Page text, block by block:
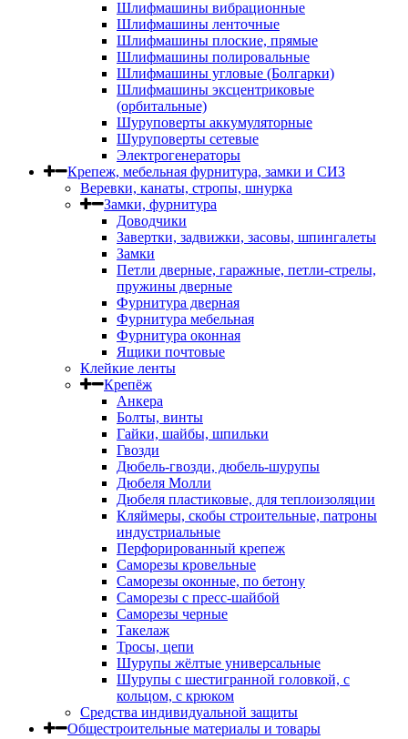
Шлифмашины вибрационные
Шлифмашины ленточные
Шлифмашины плоские, прямые
Шлифмашины полировальные
Шлифмашины угловые (Болгарки)
Шлифмашины эксцентриковые
(орбитальные)
Шуруповерты аккумуляторные
Шуруповерты сетевые
Электрогенераторы
Крепеж, мебельная фурнитура, замки и СИЗ
Веревки, канаты, стропы, шнурка
Замки, фурнитура
Доводчики
Завертки, задвижки, засовы, шпингалеты
Замки
Петли дверные, гаражные, петли-стрелы,
пружины дверные
Фурнитура дверная
Фурнитура мебельная
Фурнитура оконная
Ящики почтовые
Клейкие ленты
Крепёж
Анкера
Болты, винты
Гайки, шайбы, шпильки
Гвозди
Дюбель-гвозди, дюбель-шурупы
Дюбеля Молли
Дюбеля пластиковые, для теплоизоляции
Кляймеры, скобы строительные, патроны
индустриальные
Перфорированный крепеж
Саморезы кровельные
Саморезы оконные, по бетону
Саморезы с пресс-шайбой
Саморезы черные
Такелаж
Тросы, цепи
Шурупы жёлтые универсальные
Шурупы с шестигранной головкой, с
кольцом, с крюком
Средства индивидуальной защиты
Общестроительные материалы и товары